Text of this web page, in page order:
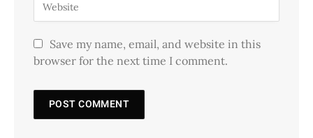
Save my name, email, and website in this
browser for the next time I comment.